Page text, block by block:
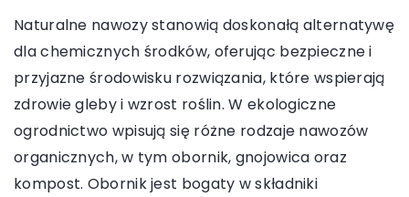
Naturalne nawozy stanowią doskonałą alternatywę
dla chemicznych środków, oferując bezpieczne i
przyjazne środowisku rozwiązania, które wspierają
zdrowie gleby i wzrost roślin. W ekologiczne
ogrodnictwo wpisują się różne rodzaje nawozów
organicznych, w tym obornik, gnojowica oraz
kompost. Obornik jest bogaty w składniki